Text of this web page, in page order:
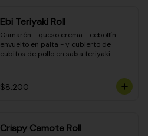
Ebi Teriyaki Roll
Camarón - queso crema - cebollín -
envuelto en palta - y cubierto de
cubitos de pollo en salsa teriyaki
$8.200
Crispy Camote Roll